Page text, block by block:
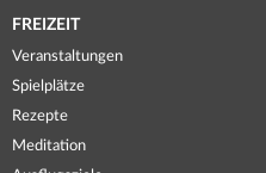
FREIZEIT
Veranstaltungen
Spielplätze
Rezepte
Meditation